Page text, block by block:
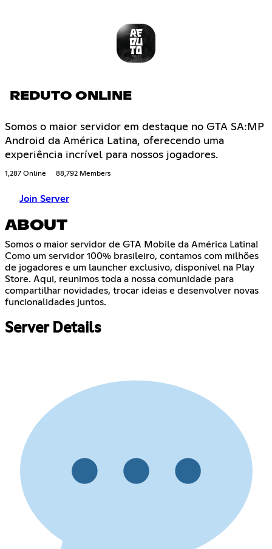
REDUTO ONLINE
Somos o maior servidor em destaque no GTA SA:MP
Android da América Latina, oferecendo uma
experiência incrível para nossos jogadores.
1,287 Online 88,792 Members
Join Server
ABOUT
Somos o maior servidor de GTA Mobile da América Latina!
Como um servidor 100% brasileiro, contamos com milhões
de jogadores e um launcher exclusivo, disponível na Play
Store. Aqui, reunimos toda a nossa comunidade para
compartilhar novidades, trocar ideias e desenvolver novas
funcionalidades juntos.
Server Details